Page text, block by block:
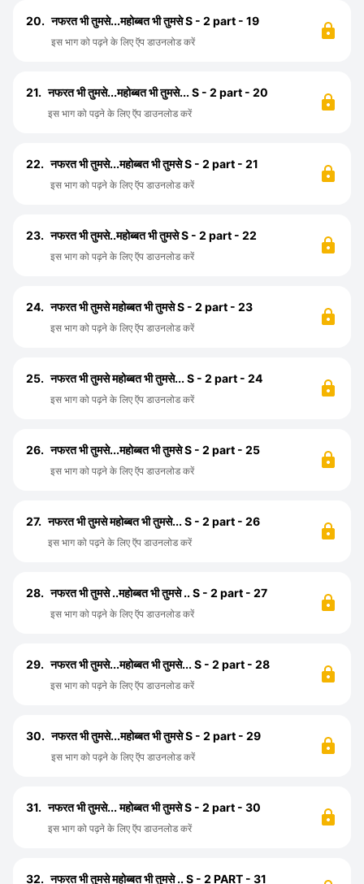
20. नफरत भी तुमसे...महोब्बत भी तुमसे S - 2 part - 19
इस भाग को पढ़ने के लिए ऍप डाउनलोड करें
21. नफरत भी तुमसे...महोब्बत भी तुमसे... S - 2 part - 20
इस भाग को पढ़ने के लिए ऍप डाउनलोड करें
22. नफरत भी तुमसे...महोब्बत भी तुमसे S - 2 part - 21
इस भाग को पढ़ने के लिए ऍप डाउनलोड करें
23. नफरत भी तुमसे..महोब्बत भी तुमसे S - 2 part - 22
इस भाग को पढ़ने के लिए ऍप डाउनलोड करें
24. नफरत भी तुमसे महोब्बत भी तुमसे S - 2 part - 23
इस भाग को पढ़ने के लिए ऍप डाउनलोड करें
25. नफरत भी तुमसे महोब्बत भी तुमसे... S - 2 part - 24
इस भाग को पढ़ने के लिए ऍप डाउनलोड करें
26. नफरत भी तुमसे...महोब्बत भी तुमसे S - 2 part - 25
इस भाग को पढ़ने के लिए ऍप डाउनलोड करें
27. नफरत भी तुमसे महोब्बत भी तुमसे... S - 2 part - 26
इस भाग को पढ़ने के लिए ऍप डाउनलोड करें
28. नफरत भी तुमसे ..महोब्बत भी तुमसे .. S - 2 part - 27
इस भाग को पढ़ने के लिए ऍप डाउनलोड करें
29. नफरत भी तुमसे...महोब्बत भी तुमसे... S - 2 part - 28
इस भाग को पढ़ने के लिए ऍप डाउनलोड करें
30. नफरत भी तुमसे...महोब्बत भी तुमसे S - 2 part - 29
इस भाग को पढ़ने के लिए ऍप डाउनलोड करें
31. नफरत भी तुमसे... महोब्बत भी तुमसे S - 2 part - 30
इस भाग को पढ़ने के लिए ऍप डाउनलोड करें
32. नफरत भी तुमसे महोब्बत भी तुमसे .. S - 2 PART - 31